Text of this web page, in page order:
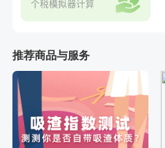
推荐商品与服务